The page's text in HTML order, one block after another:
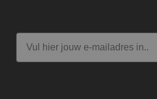
Email